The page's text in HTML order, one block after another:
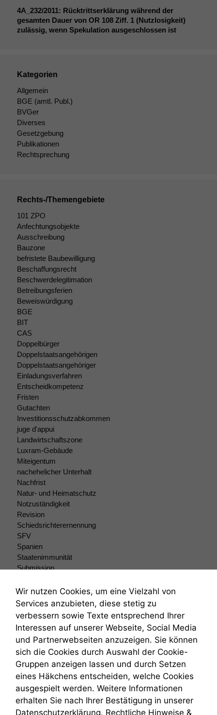
4A_232/2011: Rücktrittserklärung während der
gesamten Dauer von OR 108 Ziff. 1 (Nutzlosigkeit)
zulässig, wenn Spekulation ausgeschlossen ist
Kategorien
Allgemein
BGE (amtl. Publ.)
BVGer
Diverses
Gesetzgebung
Publikationen
Rechtsprechung
Rechts-/Themengebiete
101 ZPO
Anfechtungsobjekte
Ausschreibung
Bauzone
befristete Baubewilligung
Beschaffungsrecht
Beschwerdelegitimation
Betreibungsferien
Beweiswürdigung
BGE
BIT
CAS
Doppelbürger
Doppelstaatsangehörigen
Doppelstaatsangehöriger
Einladungsverfahren
Entscheidkompetenz
Fristen
Gutachten
Investitionsschutzabkommen
juge d'appui
Landwirtschaftszone
Luxram-Gebäude
Miteigentum
nachehelicher Unterhalt
Nachfrist
Natur- und Heimatschutz
Notzuständigkeit
Revision
Schiedsrichterernennung
SFV
Spanien
Staatenimmunität
Submission
Teilungsklage
Venezuela
VRK
Wiederherstellungsanordnung
Zivilprozessordnung
ZPO
Zustellfiktion
Zuständigkeit
Öffentliches Personalrecht
Öffentlichkeitsprinzip
Wir nutzen Cookies, um eine Vielzahl von
Services anzubieten, diese stetig zu
verbessern sowie Texte entsprechend Ihrer
Interessen auf unserer Webseite, Social Media
und Partnerwebseiten anzuzeigen. Sie können
sich die Cookies durch Auswahl der Cookie-
Gruppen anzeigen lassen und durch Setzen
eines Häkchens entscheiden, welche Cookies
ausgespielt werden. Weitere Informationen
erhalten Sie nach Ihrer Bestätigung in unserer
Datenschutzerklärung. Rechtliche Hinweise &
funktionieren.
Marketing
Wir speichern
anonyme Daten ab,
um interne
marketingtechnische
Auswertungen
durchführen zu
können. Diese helfen
uns, unsere Website
zu verbessern.